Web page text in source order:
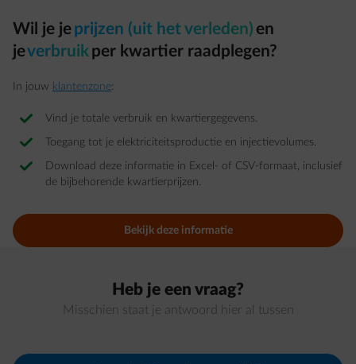
Wil je jeprijzen (uit het verleden) en
jeverbruikper kwartier raadplegen?
In jouw klantenzone:
Vind je totale verbruik en kwartiergegevens.
Toegang tot je elektriciteitsproductie en injectievolumes.
Download deze informatie in Excel- of CSV-formaat, inclusief
de bijbehorende kwartierprijzen.
Bekijk deze informatie
Heb je een vraag?
Misschien staat je antwoord hier al tussen